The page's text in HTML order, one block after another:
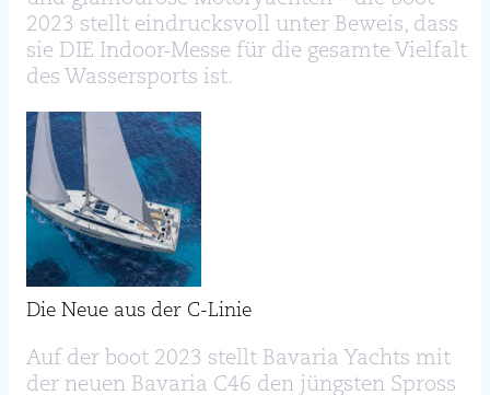
2023 stellt eindrucksvoll unter Beweis, dass
sie DIE Indoor-Messe für die gesamte Vielfalt
des Wassersports ist.
Die Neue aus der C-Linie
Auf der boot 2023 stellt Bavaria Yachts mit
der neuen Bavaria C46 den jüngsten Spross